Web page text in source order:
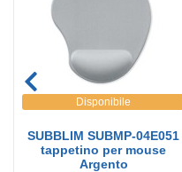
Disponibile
SUBBLIM SUBMP-04E051
tappetino per mouse
Argento